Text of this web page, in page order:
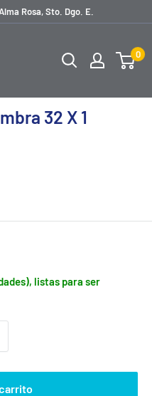
Rosa, Sto. Dgo. E.
0
32 X 1
listas para ser